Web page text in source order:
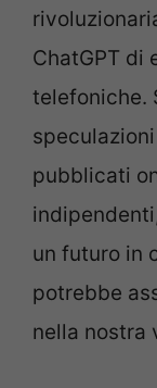
ChatGPT di
telefoniche.
pubblicati
un futuro in
potrebbe
nella nostra